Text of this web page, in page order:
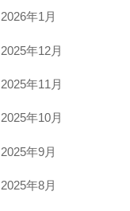
2026年1月
2025年12月
2025年11月
2025年10月
2025年9月
2025年8月